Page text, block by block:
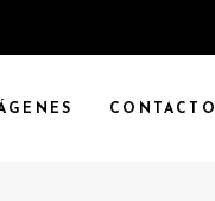
CONTACTO